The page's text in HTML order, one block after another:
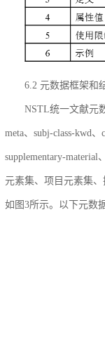
6.2 元数据框架和
NSTL统一文献元
meta、subj-class-kwd
supplementary-
元素集、项目元素集
如图3所示。以下元数